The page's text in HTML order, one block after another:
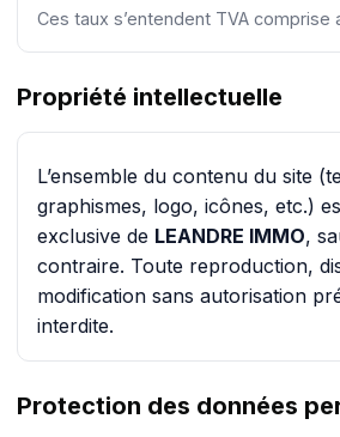
Ces taux s’entendent TVA comprise
Propriété intellectuelle
L’ensemble du contenu du site
graphismes, logo, icônes, etc.)
exclusive de LEANDRE IMMO,
contraire. Toute reproduction,
modification sans autorisation
interdite.
Protection des données